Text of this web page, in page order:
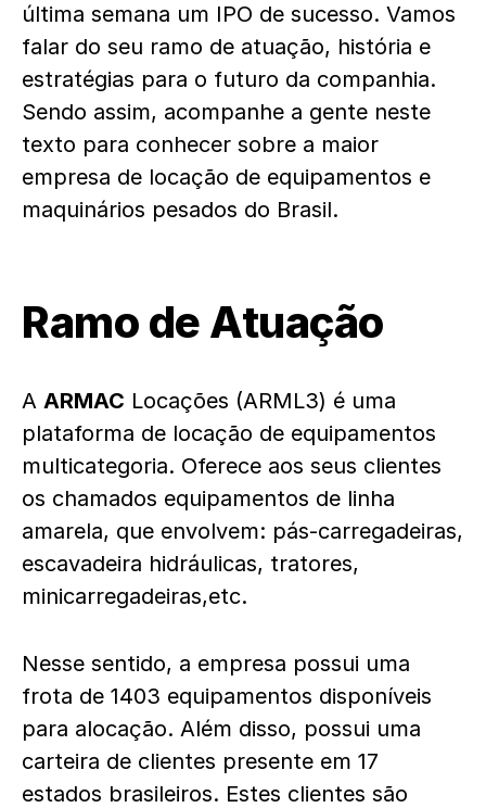
última semana um IPO de sucesso. Vamos
falar do seu ramo de atuação, história e
estratégias para o futuro da companhia.
Sendo assim, acompanhe a gente neste
texto para conhecer sobre a maior
empresa de locação de equipamentos e
maquinários pesados do Brasil.
Ramo de Atuação
A ARMAC Locações (ARML3) é uma
plataforma de locação de equipamentos
multicategoria. Oferece aos seus clientes
os chamados equipamentos de linha
amarela, que envolvem: pás-carregadeiras,
escavadeira hidráulicas, tratores,
minicarregadeiras,etc.
Nesse sentido, a empresa possui uma
frota de 1403 equipamentos disponíveis
para alocação. Além disso, possui uma
carteira de clientes presente em 17
estados brasileiros. Estes clientes são